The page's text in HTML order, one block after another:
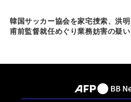
韓国サッカー協会を家宅捜索、洪明
甫前監督就任めぐり業務妨害の疑い